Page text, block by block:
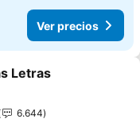
Ver precios
favoritos
Letras
6.644